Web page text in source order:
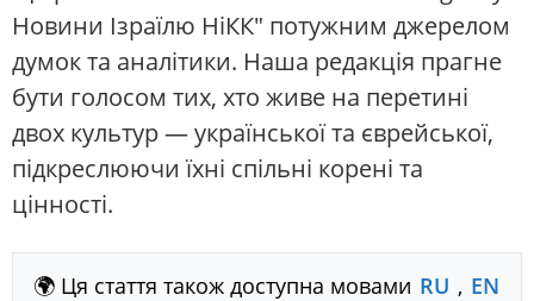
Новини Ізраїлю НіКК" потужним джерелом
думок та аналітики. Наша редакція прагне
бути голосом тих, хто живе на перетині
двох культур — української та єврейської,
підкреслюючи їхні спільні корені та
цінності.
🌍 Ця стаття також доступна мовами RU , EN